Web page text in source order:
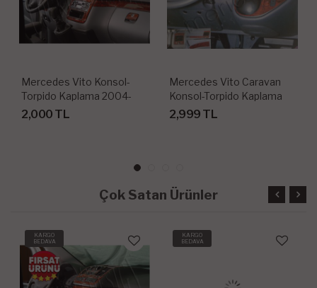
Mercedes Vito Konsol-
Torpido Kaplama 2004-
2006 3 Parça
2,000 TL
Mercedes Vito Caravan
Konsol-Torpido Kaplama
1996-1999 40 Parça
2,999 TL
Çok Satan Ürünler
KARGO
BEDAVA
KARGO
BEDAVA